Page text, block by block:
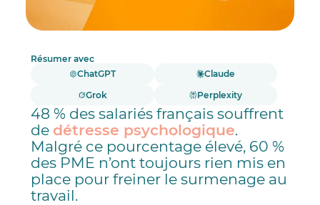
Résumer avec
ChatGPT
Claude
Grok
Perplexity
48 % des salariés français souffrent
de détresse psychologique.
Malgré ce pourcentage élevé, 60 %
des PME n’ont toujours rien mis en
place pour freiner le surmenage au
travail.